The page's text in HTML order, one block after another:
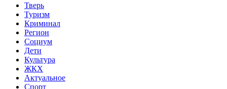
Тверь
Туризм
Криминал
Регион
Социум
Дети
Культура
ЖКХ
Актуальное
Спорт